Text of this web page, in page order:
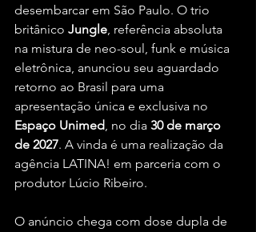
desembarcar em São Paulo. O trio
britânico Jungle, referência absoluta
na mistura de neo-soul, funk e música
eletrônica, anunciou seu aguardado
retorno ao Brasil para uma
apresentação única e exclusiva no
Espaço Unimed, no dia 30 de março
de 2027. A vinda é uma realização da
agência LATINA! em parceria com o
produtor Lúcio Ribeiro.
O anúncio chega com dose dupla de